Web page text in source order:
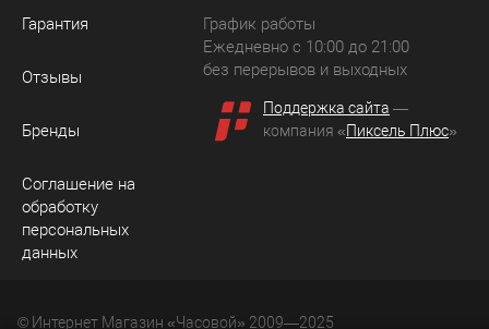
Гарантия
Отзывы
Бренды
Соглашение на
обработку
персональных
данных
График работы
Ежедневно с 10:00 до 21:00
без перерывов и выходных
Поддержка сайта —
компания «Пиксель Плюс»
© Интернет Магазин «Часовой» 2009—2025